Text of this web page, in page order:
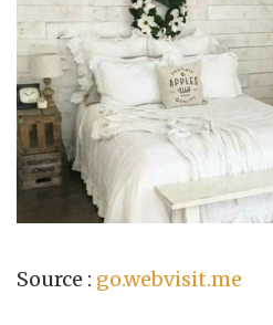
Source : go.webvisit.me